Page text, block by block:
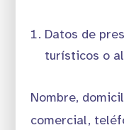
Datos de
turísticos o
Nombre,
comercial,